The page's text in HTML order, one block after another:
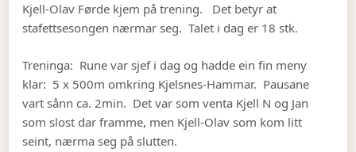
Kjell-Olav Førde kjem på trening. Det betyr at
stafettsesongen nærmar seg. Talet i dag er 18 stk.
Treninga: Rune var sjef i dag og hadde ein fin meny
klar: 5 x 500m omkring Kjelsnes-Hammar. Pausane
vart sånn ca. 2min. Det var som venta Kjell N og Jan
som slost dar framme, men Kjell-Olav som kom litt
seint, nærma seg på slutten.